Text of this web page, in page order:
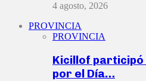
4 agosto, 2026
PROVINCIA
PROVINCIA
Kicillof
por el Día…